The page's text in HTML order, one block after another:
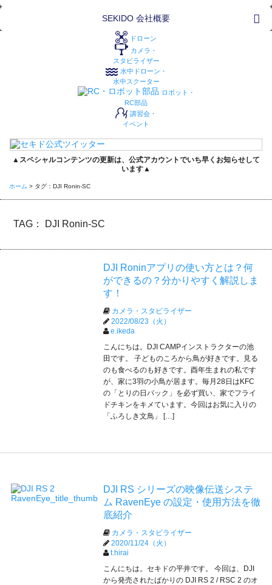
SEKIDO 会社概要
ドローン
カメラ・
スタビライザー
水中ドローン・
水中スクーター
ロボット・
RC部品
講習会・
イベント
▲スペシャルコンテンツの更新は、公式アカウントでいち早くお知らせして
います▲
ホーム > タグ：DJI Ronin-SC
TAG： DJI Ronin-SC
DJI Roninアプリの使い方とは？何
ができるの？分かりやすく解説しま
す！
カメラ・スタビライザー
2022/08/23（火）
e.ikeda
こんにちは。DJI CAMPインストラクターの池
田です。 子どものころから鳥が好きです。見る
のも食べるのも好きです。酉年生まれの私です
が、家に3羽の小鳥が居ます。毎月28日はKFC
の「とりの日パック」を必ず買い、家でフライ
ドチキンをキメています。今回はお気に入りの
「ふろしき文鳥」 […]
DJI RS シリーズの映像伝送システ
ム RavenEye の設定・使用方法を徹
底紹介
カメラ・スタビライザー
2020/11/24（火）
t.hirai
こんにちは。セキドの平井です。 今回は、DJI
から発売されたばかりの DJI RS 2 / RSC 2 のオ